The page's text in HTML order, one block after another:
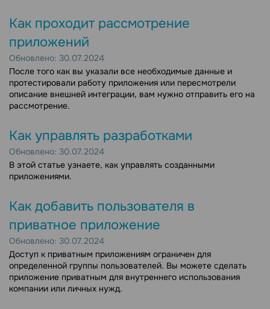
Как проходит рассмотрение
приложений
Обновлено: 30.07.2024
После того как вы указали все необходимые данные и
протестировали работу приложения или пересмотрели
описание внешней интеграции, вам нужно отправить его на
рассмотрение.
Как управлять разработками
Обновлено: 30.07.2024
В этой статье узнаете, как управлять созданными
приложениями.
Как добавить пользователя в
приватное приложение
Обновлено: 30.07.2024
Доступ к приватным приложениям ограничен для
определенной группы пользователей. Вы можете сделать
приложение приватным для внутреннего использования
компании или личных нужд.